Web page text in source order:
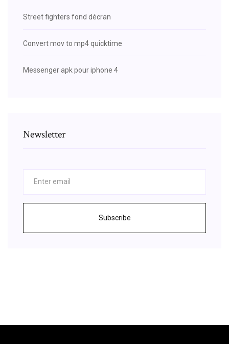
Street fighters fond décran
Convert mov to mp4 quicktime
Messenger apk pour iphone 4
Newsletter
Subscribe